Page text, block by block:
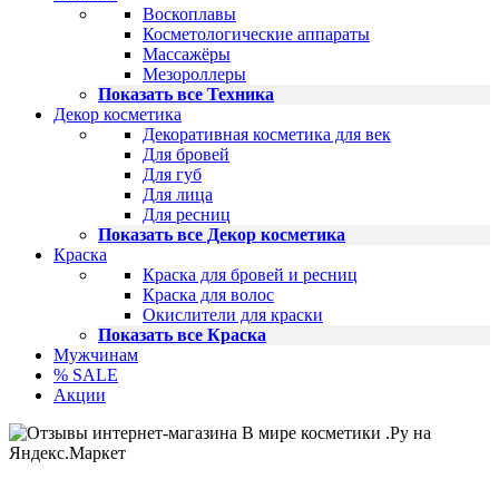
Воскоплавы
Косметологические аппараты
Массажёры
Мезороллеры
Показать все Техника
Декор косметика
Декоративная косметика для век
Для бровей
Для губ
Для лица
Для ресниц
Показать все Декор косметика
Краска
Краска для бровей и ресниц
Краска для волос
Окислители для краски
Показать все Краска
Мужчинам
% SALE
Акции